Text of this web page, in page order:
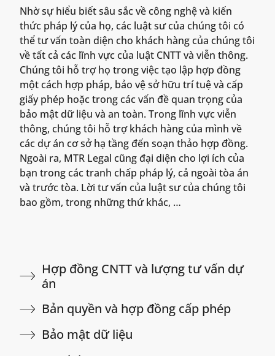
Nhờ sự hiểu biết sâu sắc về công nghệ và kiến
thức pháp lý của họ, các luật sư của chúng tôi có
thể tư vấn toàn diện cho khách hàng của chúng tôi
về tất cả các lĩnh vực của luật CNTT và viễn thông.
Chúng tôi hỗ trợ họ trong việc tạo lập hợp đồng
một cách hợp pháp, bảo vệ sở hữu trí tuệ và cấp
giấy phép hoặc trong các vấn đề quan trọng của
bảo mật dữ liệu và an toàn. Trong lĩnh vực viễn
thông, chúng tôi hỗ trợ khách hàng của mình về
các dự án cơ sở hạ tầng đến soạn thảo hợp đồng.
Ngoài ra, MTR Legal cũng đại diện cho lợi ích của
bạn trong các tranh chấp pháp lý, cả ngoài tòa án
và trước tòa. Lời tư vấn của luật sư của chúng tôi
bao gồm, trong những thứ khác, …
Hợp đồng CNTT và lượng tư vấn dự
án
Bản quyền và hợp đồng cấp phép
Bảo mật dữ liệu